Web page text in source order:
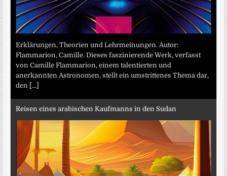
Erklärungen, Theorien und Lehrmeinungen. Autor:
Flammarion, Camille. Dieses faszinierende Werk, verfasst
von Camille Flammarion, einem talentierten und
anerkannten Astronomen, stellt ein umstrittenes Thema dar,
den [...]
Reisen eines arabischen Kaufmanns in den Sudan